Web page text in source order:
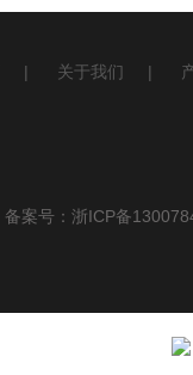
| 关于我们 |
备案号：浙ICP备